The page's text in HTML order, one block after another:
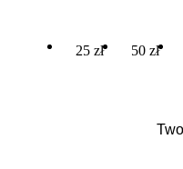
25 zł 50 zł